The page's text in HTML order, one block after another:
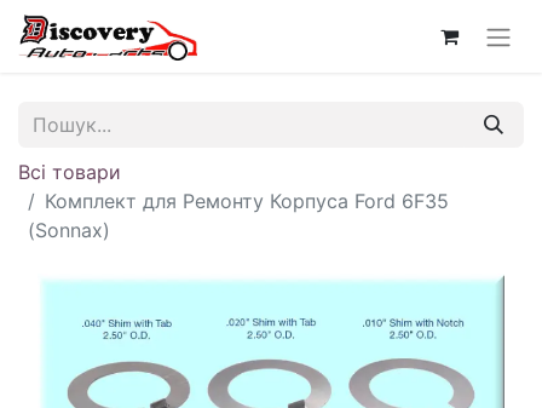
Всі товари
Комплект для Ремонту Корпуса Ford 6F35
(Sonnax)